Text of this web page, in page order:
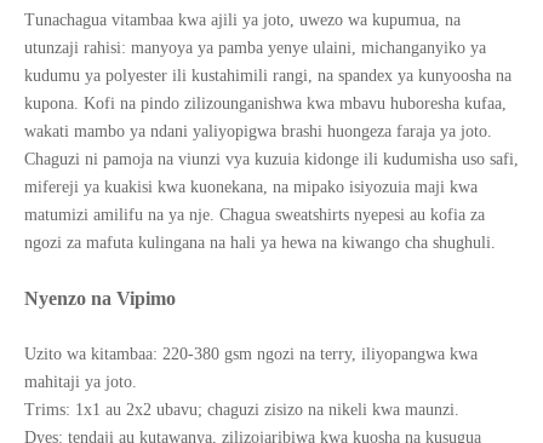
Tunachagua vitambaa kwa ajili ya joto, uwezo wa kupumua, na
utunzaji rahisi: manyoya ya pamba yenye ulaini, michanganyiko ya
kudumu ya polyester ili kustahimili rangi, na spandex ya kunyoosha na
kupona. Kofi na pindo zilizounganishwa kwa mbavu huboresha kufaa,
wakati mambo ya ndani yaliyopigwa brashi huongeza faraja ya joto.
Chaguzi ni pamoja na viunzi vya kuzuia kidonge ili kudumisha uso safi,
mifereji ya kuakisi kwa kuonekana, na mipako isiyozuia maji kwa
matumizi amilifu na ya nje. Chagua sweatshirts nyepesi au kofia za
ngozi za mafuta kulingana na hali ya hewa na kiwango cha shughuli.
Nyenzo na Vipimo
Uzito wa kitambaa: 220-380 gsm ngozi na terry, iliyopangwa kwa
mahitaji ya joto.
Trims: 1x1 au 2x2 ubavu; chaguzi zisizo na nikeli kwa maunzi.
Dyes: tendaji au kutawanya, zilizojaribiwa kwa kuosha na kusugua